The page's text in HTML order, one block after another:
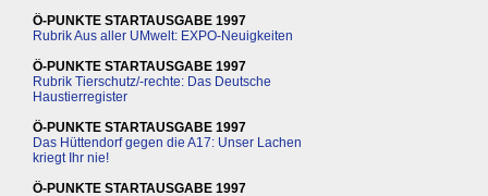
Ö-PUNKTE STARTAUSGABE 1997
Rubrik Aus aller UMwelt: EXPO-Neuigkeiten
Ö-PUNKTE STARTAUSGABE 1997
Rubrik Tierschutz/-rechte: Das Deutsche
Haustierregister
Ö-PUNKTE STARTAUSGABE 1997
Das Hüttendorf gegen die A17: Unser Lachen
kriegt Ihr nie!
Ö-PUNKTE STARTAUSGABE 1997